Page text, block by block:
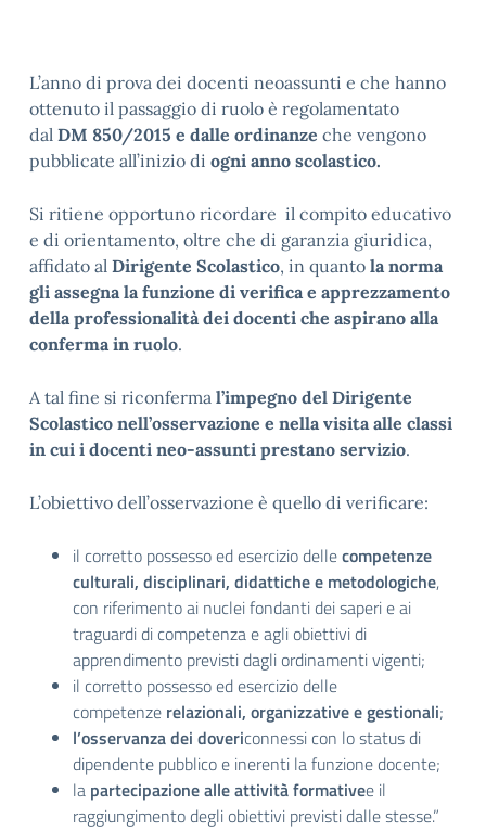
L’anno di prova dei docenti neoassunti e che hanno
ottenuto il passaggio di ruolo è regolamentato
dal DM 850/2015 e dalle ordinanze che vengono
pubblicate all’inizio di ogni anno scolastico.
Si ritiene opportuno ricordare il compito educativo
e di orientamento, oltre che di garanzia giuridica,
affidato al Dirigente Scolastico, in quanto la norma
gli assegna la funzione di verifica e apprezzamento
della professionalità dei docenti che aspirano alla
conferma in ruolo.
A tal fine si riconferma l’impegno del Dirigente
Scolastico nell’osservazione e nella visita alle classi
in cui i docenti neo-assunti prestano servizio.
L’obiettivo dell’osservazione è quello di verificare:
il corretto possesso ed esercizio dellecompetenze
culturali, disciplinari, didattiche e metodologiche,
con riferimento ai nuclei fondanti dei saperi e ai
traguardi di competenza e agli obiettivi di
apprendimento previsti dagli ordinamenti vigenti;
il corretto possesso ed esercizio delle
competenze relazionali, organizzative e gestionali;
l’osservanza dei dovericonnessi con lo status di
dipendente pubblico e inerenti la funzione docente;
la partecipazione alle attività formativee il
raggiungimento degli obiettivi previsti dalle stesse.”